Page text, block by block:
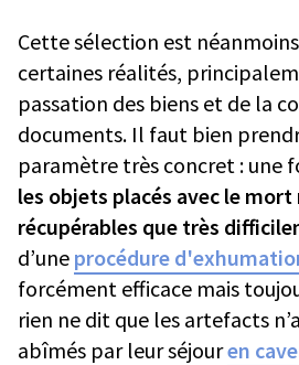
Cette sélection est
certaines réalités,
passation des biens et de la
documents. Il faut bien
paramètre très concret : une
les objets placés avec le
récupérables que très
d’une procédure
forcément efficace mais
rien ne dit que les artefacts
abîmés par leur séjouren